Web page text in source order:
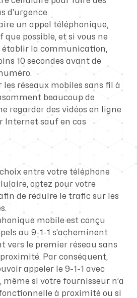
d’urgence.
un appel téléphonique,
que possible, et si vous ne
établir la communication,
10 secondes avant de
les réseaux mobiles sans fil à
beaucoup de
regarder des vidéos en ligne
Internet sauf en cas
entre votre téléphone
optez pour votre
de réduire le trafic sur les
mobile est conçu
au 9-1-1 s’acheminent
vers le premier réseau sans
Par conséquent,
appeler le 9-1-1 avec
si votre fournisseur n’a
à proximité ou si